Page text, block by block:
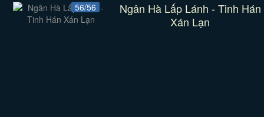
56/56
Ngân Hà Lấp Lánh - Tinh Hán
Xán Lạn